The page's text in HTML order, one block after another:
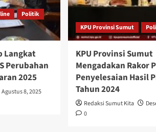
Politik
Langkat
Perubahan
2025
Agustus 8, 2025
KPU Provinsi Sumut
KPU Provinsi Sumut
Mengadakan Rakor
Penyelesaian Hasil
Tahun 2024
Redaksi Sumut Kita
0